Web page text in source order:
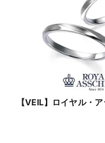
【VEIL】ロイヤル・